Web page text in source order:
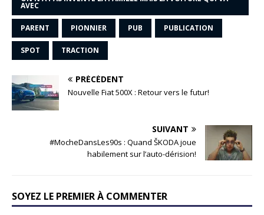
AVEC
PARENT PIONNIER PUB PUBLICATION
SPOT TRACTION
PRÉCÉDENT
Nouvelle Fiat 500X : Retour vers le futur!
SUIVANT
#MocheDansLes90s : Quand ŠKODA joue
habilement sur l’auto-dérision!
SOYEZ LE PREMIER À COMMENTER